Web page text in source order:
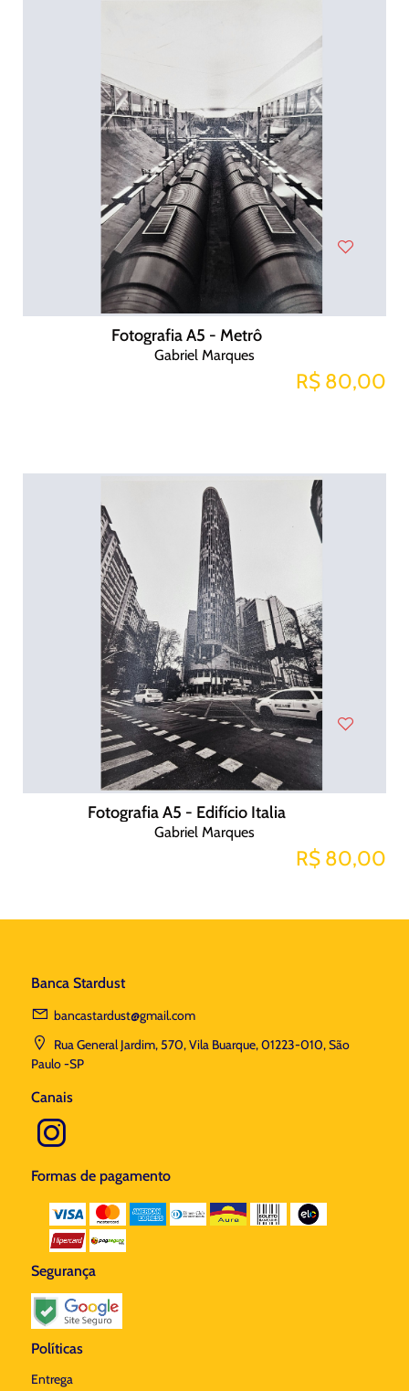
Fotografia A5 - Metrô
Gabriel Marques
R$ 80,00
Fotografia A5 - Edifício Italia
Gabriel Marques
R$ 80,00
Banca Stardust
bancastardust@gmail.com
Rua General Jardim, 570, Vila Buarque, 01223-010, São
Paulo -SP
Canais
Formas de pagamento
Segurança
Políticas
Entrega